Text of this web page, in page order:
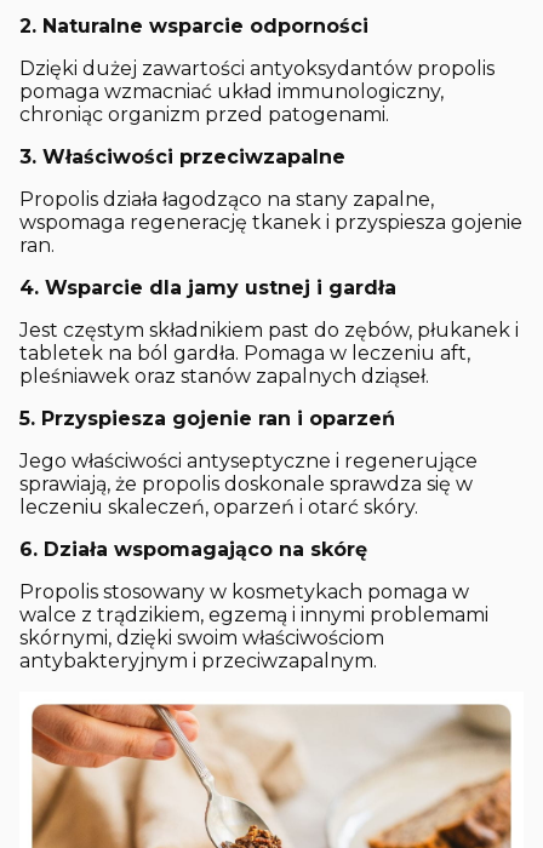
2. Naturalne wsparcie odporności
Dzięki dużej zawartości antyoksydantów propolis
pomaga wzmacniać układ immunologiczny,
chroniąc organizm przed patogenami.
3. Właściwości przeciwzapalne
Propolis działa łagodząco na stany zapalne,
wspomaga regenerację tkanek i przyspiesza gojenie
ran.
4. Wsparcie dla jamy ustnej i gardła
Jest częstym składnikiem past do zębów, płukanek i
tabletek na ból gardła. Pomaga w leczeniu aft,
pleśniawek oraz stanów zapalnych dziąseł.
5. Przyspiesza gojenie ran i oparzeń
Jego właściwości antyseptyczne i regenerujące
sprawiają, że propolis doskonale sprawdza się w
leczeniu skaleczeń, oparzeń i otarć skóry.
6. Działa wspomagająco na skórę
Propolis stosowany w kosmetykach pomaga w
walce z trądzikiem, egzemą i innymi problemami
skórnymi, dzięki swoim właściwościom
antybakteryjnym i przeciwzapalnym.